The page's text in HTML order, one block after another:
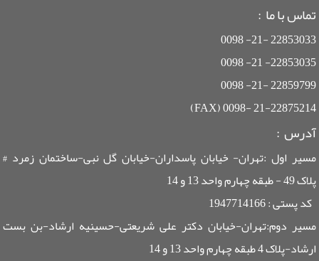
تماس با ما :
22853033 -21- 0098
22853035- 21- 0098
22859799 -21- 0098
21-22875214 -0098 (FAX)
آدرس :
مسیر اول :تهران- خیابان پاسداران-خیابان گل نبی-ساختمان زمرد #
پلاک 49 - طبقه چهارم واحد 13 و 14
کد پستی : 1947714166
مسیر دوم:تهران-خیابان دکتر علی شریعتی-حسینیه ارشاد-بن بست
ارشاد-پلاک 4 طبقه چهارم واحد 13 و 14